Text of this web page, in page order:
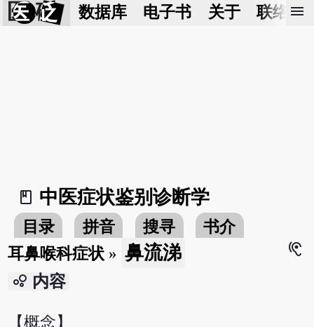
医 砭 数据库 电子书 关于 联络我
menu
book_2
中医症状鉴别诊断学
目录 拼音 搜寻
书介
耳鼻喉科症状 » 鼻流涕
hearing
bubble_chart 内容
【概念】